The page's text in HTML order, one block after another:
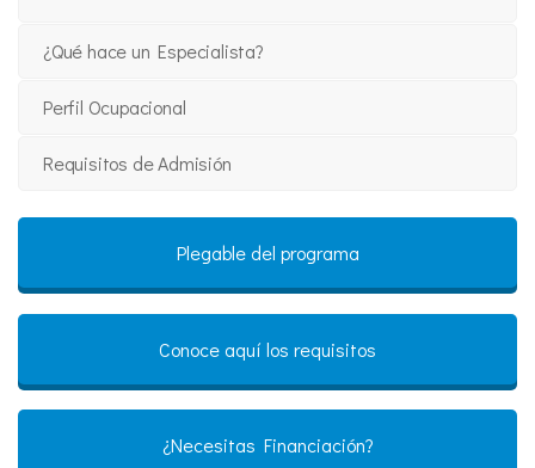
¿Qué hace un Especialista?
Perfil Ocupacional
Requisitos de Admisión
Plegable del programa
Conoce aquí los requisitos
¿Necesitas Financiación?